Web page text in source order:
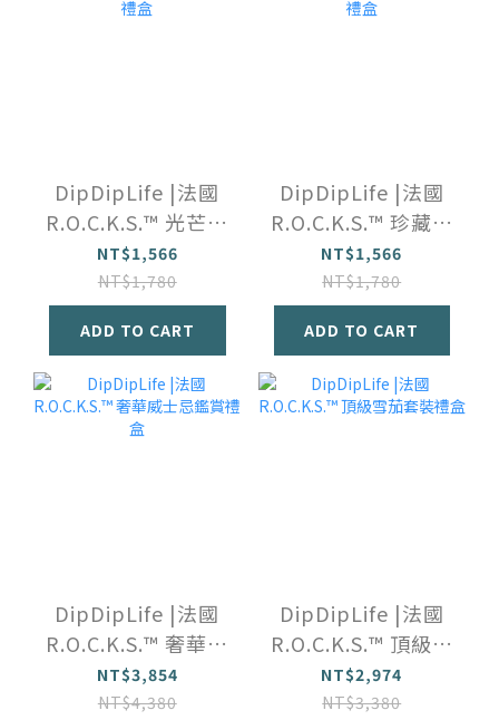
DipDipLife |法國
R.O.C.K.S.™️ 光芒威
士忌玻璃杯禮盒
NT$1,566
NT$1,780
ADD TO CART
DipDipLife |法國
R.O.C.K.S.™️ 珍藏威
士忌玻璃杯禮盒
NT$1,566
NT$1,780
ADD TO CART
DipDipLife |法國
R.O.C.K.S.™️ 奢華威
士忌鑑賞禮盒
NT$3,854
NT$4,380
DipDipLife |法國
R.O.C.K.S.™️ 頂級雪
茄套裝禮盒
NT$2,974
NT$3,380